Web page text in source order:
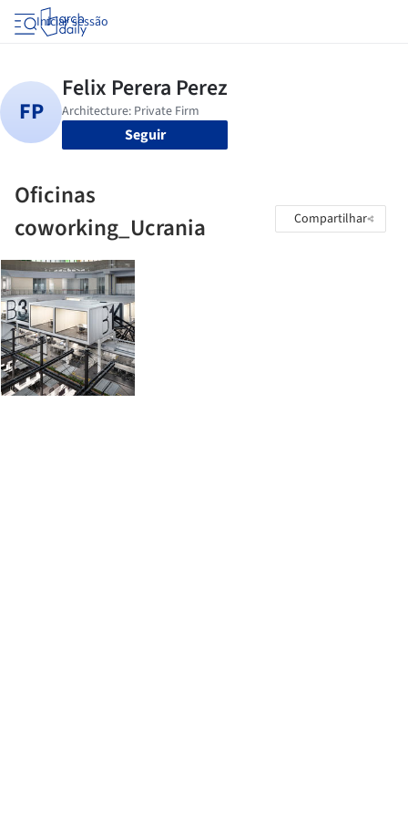
Iniciar sessão
Seguir
Oficinas
coworking_Ucrania
Compartilhar